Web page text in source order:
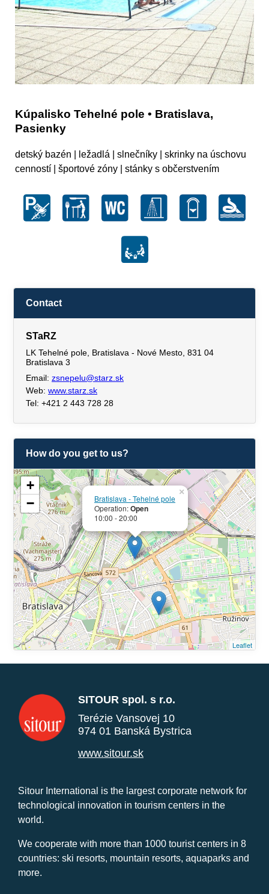
Kúpalisko Tehelné pole • Bratislava,
Pasienky
detský bazén | ležadlá | slnečníky | skrinky na úschovu
cenností | športové zóny | stánky s občerstvením
Contact
STaRZ
LK Tehelné pole, Bratislava - Nové Mesto, 831 04
Bratislava 3
Email: zsnepelu@starz.sk
Web: www.starz.sk
Tel: +421 2 443 728 28
How do you get to us?
Bratislava - Tehelné pole
Operation:Open
10:00 - 20:00
×
+
−
Leaflet
SITOUR spol. s r.o.
Terézie Vansovej 10
974 01 Banská Bystrica
www.sitour.sk
Sitour International is the largest corporate network for
technological innovation in tourism centers in the
world.
We cooperate with more than 1000 tourist centers in 8
countries: ski resorts, mountain resorts, aquaparks and
more.